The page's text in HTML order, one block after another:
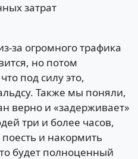
затрат
за огромного трафика
но потом
под силу это,
Также мы поняли,
верно и «задерживает»
три и более часов,
и накормить
будет полноценный